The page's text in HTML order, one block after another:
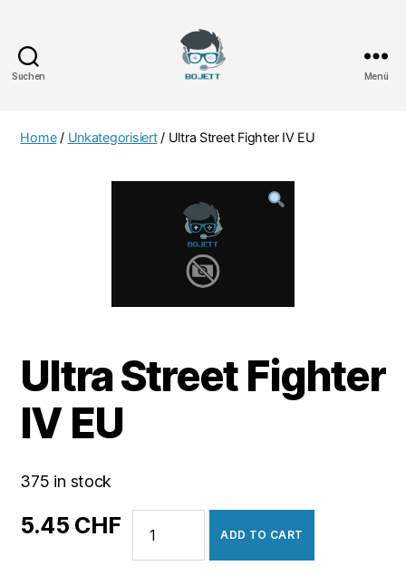
Suchen Menü
Home/ Unkategorisiert/ Ultra Street Fighter IV EU
Ultra Street Fighter
IV EU
375 in stock
5.45 CHF
Street
Fighter
ADD TO CART